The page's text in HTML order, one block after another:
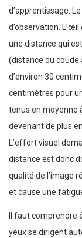
d’apprentissage.
d’observation.
une distance qui
(distance du coude
d’environ 30
centimètres pour
tenus en moyenne
devenant de plus
L’effort visuel
distance est donc
qualité de l’image
et cause une
Il faut
yeux se dirigent